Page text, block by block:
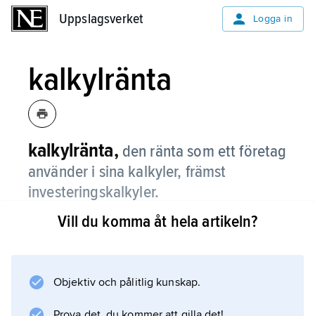
Uppslagsverket Logga in
kalkylränta
kalkylränta, den ränta som ett företag
använder i sina kalkyler, främst
investeringskalkyler.
Valet av kalkylräntans storlek
Kalkylräntans storlek spelar en avgörande roll
Vill du komma åt hela artikeln?
Objektiv och pålitlig kunskap.